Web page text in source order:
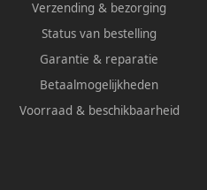
Verzending & bezorging
Status van bestelling
Garantie & reparatie
Betaalmogelijkheden
Voorraad & beschikbaarheid